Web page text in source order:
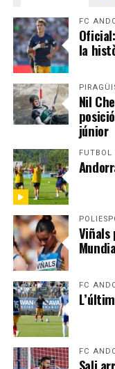
FC
la
Nil
júnior
FUTBOL
Viñals
FC
FC
Sali